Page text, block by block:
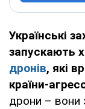
Українські
запускають
дронів, які
країни-
дрони – вони